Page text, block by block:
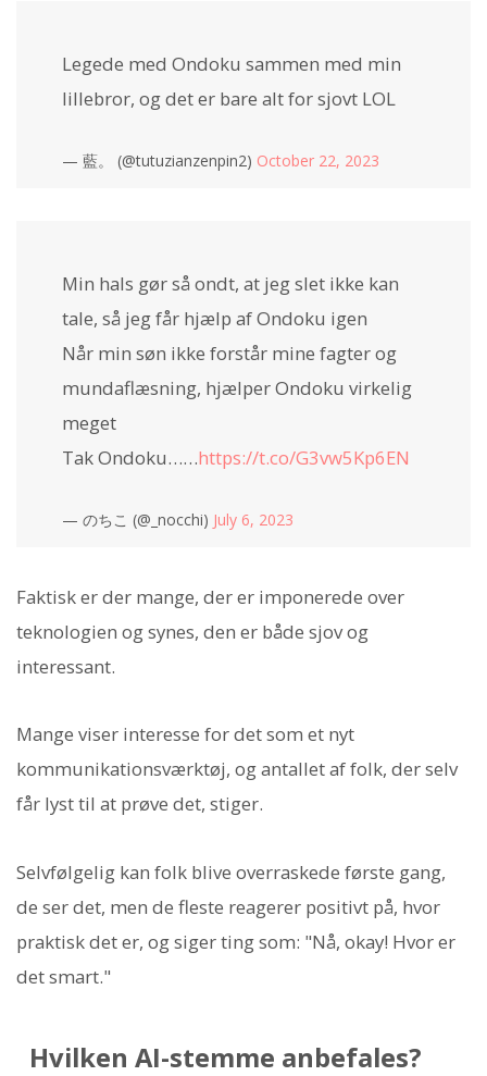
Legede med Ondoku sammen med min
lillebror, og det er bare alt for sjovt LOL
— 藍。 (@tutuzianzenpin2) October 22, 2023
Min hals gør så ondt, at jeg slet ikke kan
tale, så jeg får hjælp af Ondoku igen
Når min søn ikke forstår mine fagter og
mundaflæsning, hjælper Ondoku virkelig
meget
Tak Ondoku……https://t.co/G3vw5Kp6EN
— のちこ (@_nocchi) July 6, 2023
Faktisk er der mange, der er imponerede over
teknologien og synes, den er både sjov og
interessant.
Mange viser interesse for det som et nyt
kommunikationsværktøj, og antallet af folk, der selv
får lyst til at prøve det, stiger.
Selvfølgelig kan folk blive overraskede første gang,
de ser det, men de fleste reagerer positivt på, hvor
praktisk det er, og siger ting som: "Nå, okay! Hvor er
det smart."
Hvilken AI-stemme anbefales?